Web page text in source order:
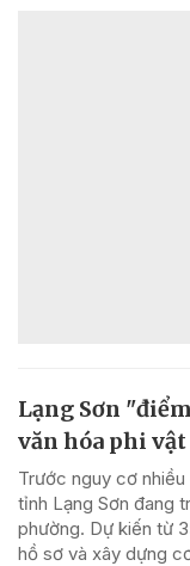
Lạng Sơn
văn hóa phi
Trước nguy cơ
tỉnh Lạng Sơn đang
phường. Dự kiến từ
hồ sơ và xây dựng